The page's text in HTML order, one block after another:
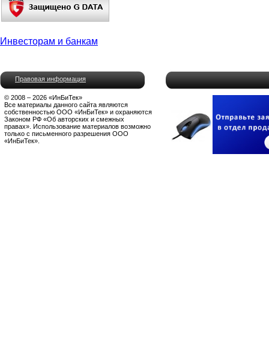
Инвесторам и банкам
Правовая информация
© 2008 – 2026 «ИнБиТек»
Все материалы данного сайта являются
собственностью ООО «ИнБиТек» и охраняются
Законом РФ «Об авторских и смежных
правах». Использование материалов возможно
только с письменного разрешения ООО
«ИнБиТек».